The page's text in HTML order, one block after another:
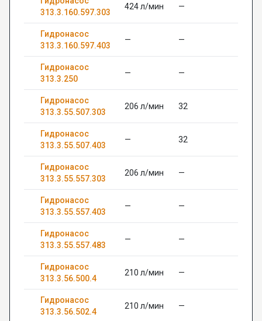
313.3.160.597.303
424 л/мин —
Гидронасос
313.3.160.597.403
— —
Гидронасос
313.3.250
— —
Гидронасос
313.3.55.507.303
206 л/мин 32
Гидронасос
313.3.55.507.403
— 32
Гидронасос
313.3.55.557.303
206 л/мин —
Гидронасос
313.3.55.557.403
— —
Гидронасос
313.3.55.557.483
— —
Гидронасос
313.3.56.500.4
210 л/мин —
Гидронасос
313.3.56.502.4
210 л/мин —